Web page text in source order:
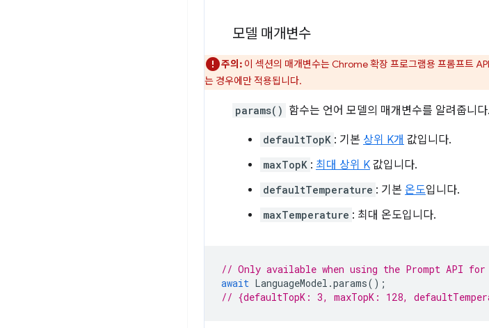
모델 매개변수
주의: 이 섹션의 매개변수는 Chrome 확장 프로그램용 프롬프트
는 경우에만 적용됩니다.
params() 함수는 언어 모델의 매개변수를 알려줍니
defaultTopK : 기본 상위 K개 값입니다.
maxTopK : 최대 상위 K 값입니다.
defaultTemperature : 기본 온도입니다.
maxTemperature : 최대 온도입니다.
// Only available when using the Prompt API for
await LanguageModel .params();
// {defaultTopK: 3, maxTopK: 128,